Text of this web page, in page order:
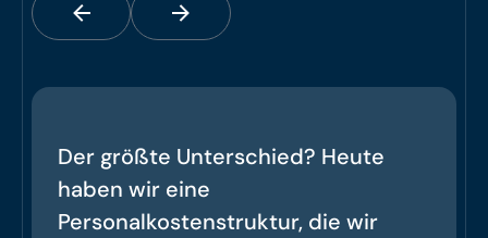
Der größte Unterschied? Heute
haben wir eine
Personalkostenstruktur, die wir